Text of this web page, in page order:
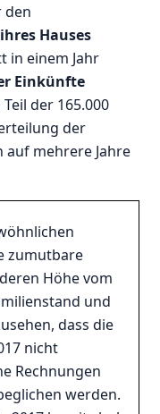
den
Hauses
in einem Jahr
Einkünfte
der 165.000
der
mehrere Jahre
zumutbare
Höhe vom
und
dass die
nicht
Rechnungen
werden.